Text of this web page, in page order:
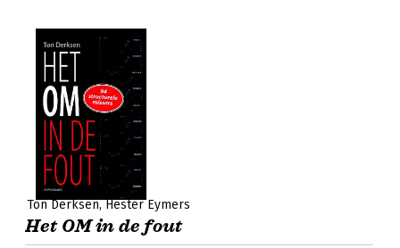
Ton Derksen Hester Eymers
Het OM in de fout